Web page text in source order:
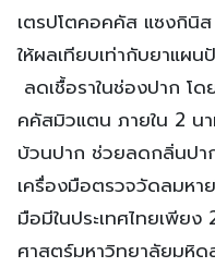
เตรปโตคอคคัส แซงกินิ
ให้ผลเทียบเท่ากับยาแผ
ลดเชื้อราในช่องปาก โ
คคัสมิวแตน ภายใน 2 นา
บ้วนปาก ช่วยลดกลิ่นป
เครื่องมือตรวจวัดลมหา
มือมีในประเทศไทยเพี
ศาสตร์มหาวิทยาลัยมหิด